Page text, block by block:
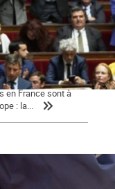
!
des travailleurs eux-
en France sont à
: la...